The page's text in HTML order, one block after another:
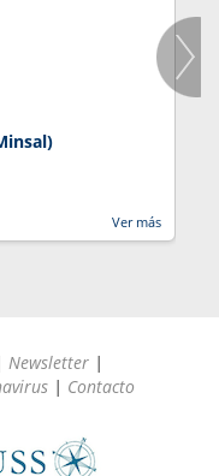
Ver más
Newsletter |
| Contacto